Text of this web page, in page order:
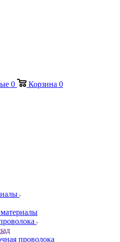
0 Корзина 0
проволока